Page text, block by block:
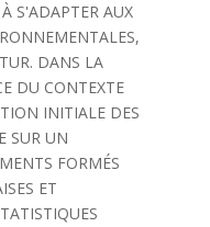
S'ADAPTER AUX
DANS LA
DU CONTEXTE
INITIALE DES
SUR UN
FORMÉS
ET